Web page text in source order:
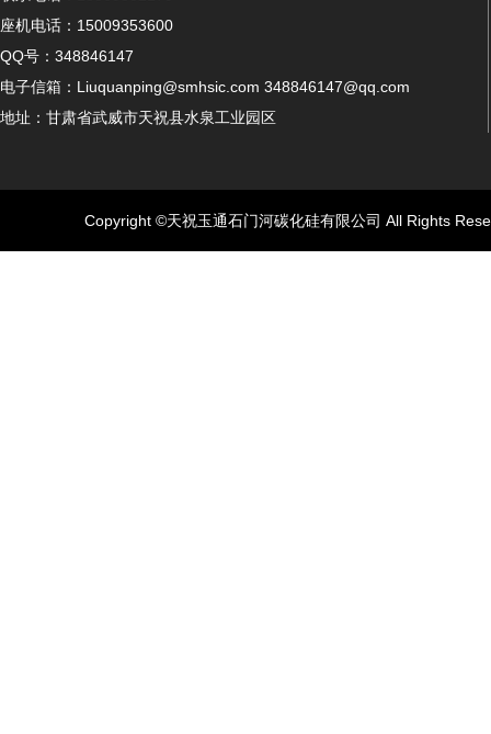
座机电话：15009353600
QQ号：348846147
电子信箱：Liuquanping@smhsic.com 348846147@qq.com
地址：甘肃省武威市天祝县水泉工业园区
Copyright ©天祝玉通石门河碳化硅有限公司 All Rights